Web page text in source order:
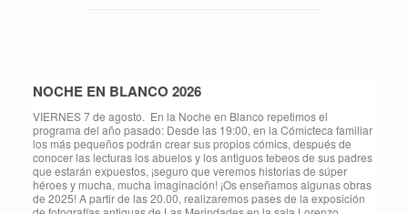
NOCHE EN BLANCO 2026
VIERNES 7 de agosto. En la Noche en Blanco repetimos el
programa del año pasado: Desde las 19:00, en la Cómicteca familiar
los más pequeños podrán crear sus propios cómics, después de
conocer las lecturas los abuelos y los antiguos tebeos de sus padres
que estarán expuestos, ¡seguro que veremos historias de súper
héroes y mucha, mucha imaginación! ¡Os enseñamos algunas obras
de 2025! A partir de las 20.00, realizaremos pases de la exposición